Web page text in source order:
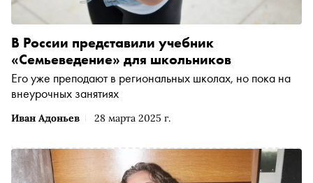
Иван Адоньев 28 марта 2025 г.
В России представили учебник
«Семьеведение» для школьников
Его уже преподают в региональных школах, но пока на
внеурочных занятиях